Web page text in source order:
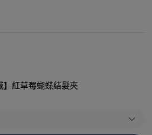
】紅草莓蝴蝶結髮夾